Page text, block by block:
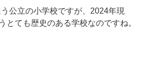
公立の小学校ですが、2024年現
とても歴史のある学校なのですね。